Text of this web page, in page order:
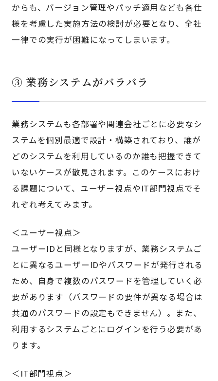
からも、バージョン管理やパッチ適用なども各仕
様を考慮した実施方法の検討が必要となり、全社
一律での実行が困難になってしまいます。
③ 業務システムがバラバラ
業務システムも各部署や関連会社ごとに必要なシ
ステムを個別最適で設計・構築されており、誰が
どのシステムを利用しているのか誰も把握できて
いないケースが散見されます。このケースにおけ
る課題について、ユーザー視点やIT部門視点でそ
れぞれ考えてみます。
＜ユーザー視点＞
ユーザーIDと同様となりますが、業務システムご
とに異なるユーザーIDやパスワードが発行される
ため、自身で複数のパスワードを管理していく必
要があります（パスワードの要件が異なる場合は
共通のパスワードの設定もできません）。また、
利用するシステムごとにログインを行う必要があ
ります。
＜IT部門視点＞